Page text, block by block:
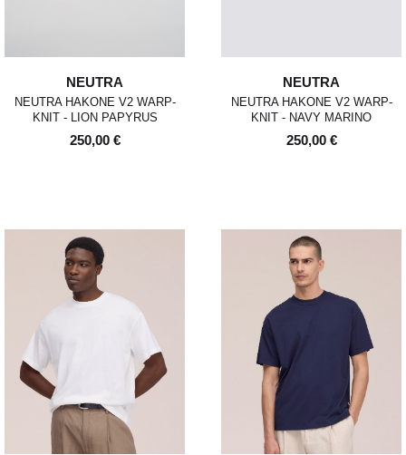
NEUTRA
NEUTRA HAKONE V2 WARP-
KNIT - LION PAPYRUS
250,00 €
NEUTRA
NEUTRA HAKONE V2 WARP-
KNIT - NAVY MARINO
250,00 €